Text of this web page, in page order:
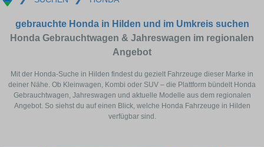
gebrauchte Honda in Hilden und im Umkreis suchen
Honda Gebrauchtwagen & Jahreswagen im regionalen
Angebot
Mit der Honda-Suche in Hilden findest du gezielt Fahrzeuge dieser Marke in
deiner Nähe. Ob Kleinwagen, Kombi oder SUV – die Plattform bündelt Honda
Gebrauchtwagen, Jahreswagen und aktuelle Modelle aus dem regionalen
Angebot. So siehst du auf einen Blick, welche Honda Fahrzeuge in Hilden
verfügbar sind.